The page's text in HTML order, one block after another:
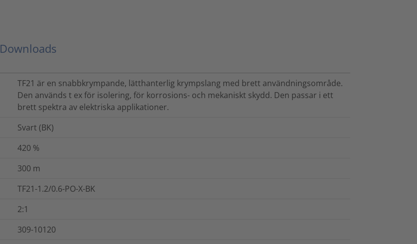
Downloads
TF21 är en snabbkrympande, lätthanterlig krympslang med brett användningsområde.
Den används t ex för isolering, för korrosions- och mekaniskt skydd. Den passar i ett
brett spektra av elektriska applikationer.
Svart (BK)
420 %
300 m
TF21-1.2/0.6-PO-X-BK
2:1
309-10120